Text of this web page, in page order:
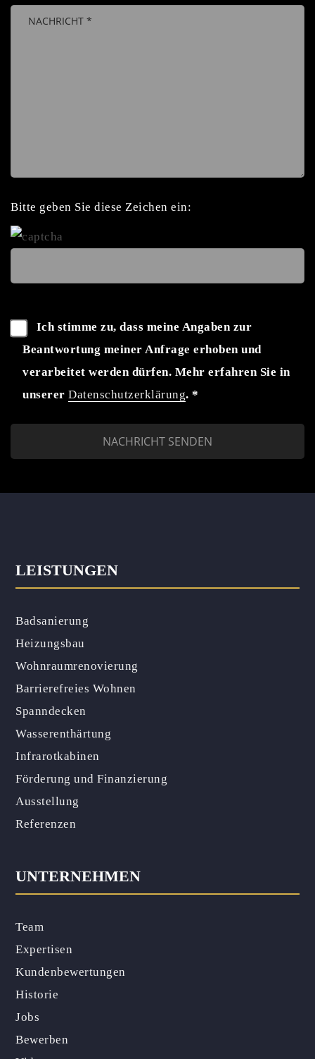
Bitte
Bitte geben Sie diese Zeichen ein:
Ich stimme zu, dass meine Angaben zur
Beantwortung meiner Anfrage erhoben und
verarbeitet werden dürfen. Mehr erfahren Sie in
unserer Datenschutzerklärung. *
LEISTUNGEN
Badsanierung
Heizungsbau
Wohnraumrenovierung
Barrierefreies Wohnen
Spanndecken
Wasserenthärtung
Infrarotkabinen
Förderung und Finanzierung
Ausstellung
Referenzen
UNTERNEHMEN
Team
Expertisen
Kundenbewertungen
Historie
Jobs
Bewerben